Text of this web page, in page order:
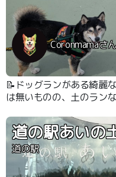
Coronmamaさ
📝ドッグランがある綺麗
は無いものの、土のラン
道の駅あいの
道の駅